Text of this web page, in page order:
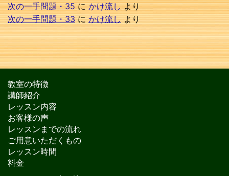
次の一手問題・35にかけ流しより
次の一手問題・33にかけ流しより
教室の特徴
講師紹介
レッスン内容
お客様の声
レッスンまでの流れ
ご用意いただくもの
レッスン時間
料金